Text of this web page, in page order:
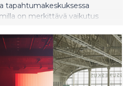
tapahtumakeskuksessa
on merkittävä vaikutus